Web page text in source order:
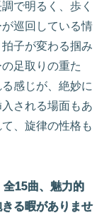
で明るく、歩く
巡回している情
子が変わる掴み
足取りの重た
感じが、絶妙に
される場面もあ
、旋律の性格も
全15曲、魅力的
る暇がありませ